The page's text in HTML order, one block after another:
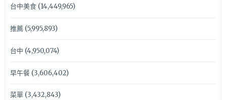
台中美食(14,449,965)
推薦(5,995,893)
台中 (4,950,074)
早午餐(3,606,402)
菜單(3,432,843)